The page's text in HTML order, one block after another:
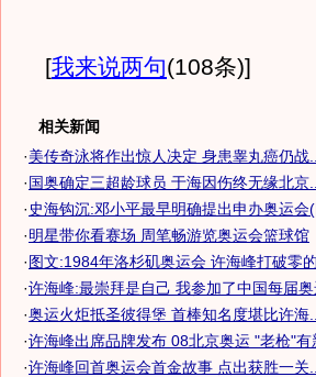
[我来说两句(108条)]
相关新闻
·美传奇泳将作出惊人决定 身患睾丸癌仍战...
·国奥确定三超龄球员 于海因伤终无缘北京...
· 史海钩沉:邓小平最早明确提出申办奥运会
·明星带你看赛场 周笔畅游览奥运会篮球馆
·图文:1984年洛杉矶奥运会 许海峰打破零
·许海峰:最崇拜是自己 我参加了中国每届
·奥运火炬抵圣彼得堡 首棒知名度堪比许海...
·许海峰出席品牌发布 08北京奥运 "老枪"有
·许海峰回首奥运会首金故事 点出获胜一关...